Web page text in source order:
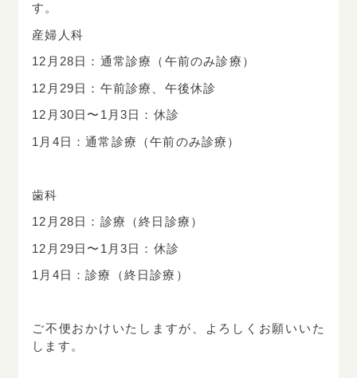
小児歯科・歯科・矯正歯科
019 - 636 -2233
す。
産婦人科
12月28日：通常診療（午前のみ診療）
12月29日：午前診療、午後休診
12月30日〜1月3日：休診
1月4日：通常診療（午前のみ診療）
歯科
12月28日：診療（終日診療）
12月29日〜1月3日：休診
1月4日：診療（終日診療）
ご不便おかけいたしますが、よろしくお願いいた
します。